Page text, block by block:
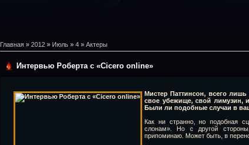
Главная » 2012 » Июль » 4 » Актеры
Интервью Роберта с «Cicero online»
Мистер Паттинсон, всего
свое убежище, свой лимузин,
Были ли подобные случаи в
Как ни странно, но подобная
слонам». Но с другой
припоминаю. Может быть, в